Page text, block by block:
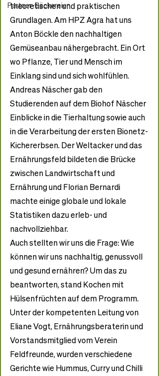
Partner-Bäckereien
theoretischen und praktischen
Grundlagen. Am HPZ Agra hat uns
Anton Böckle den nachhaltigen
Gemüseanbau nähergebracht. Ein Ort
wo Pflanze, Tier und Mensch im
Einklang sind und sich wohlfühlen.
Andreas Näscher gab den
Studierenden auf dem Biohof Näscher
Einblicke in die Tierhaltung sowie auch
in die Verarbeitung der ersten Bionetz-
Kichererbsen. Der Weltacker und das
Ernährungsfeld bildeten die Brücke
zwischen Landwirtschaft und
Ernährung und Florian Bernardi
machte einige globale und lokale
Statistiken dazu erleb- und
nachvollziehbar.
Auch stellten wir uns die Frage: Wie
können wir uns nachhaltig, genussvoll
und gesund ernähren? Um das zu
beantworten, stand Kochen mit
Hülsenfrüchten auf dem Programm.
Unter der kompetenten Leitung von
Eliane Vogt, Ernährungsberaterin und
Vorstandsmitglied vom Verein
Feldfreunde, wurden verschiedene
Gerichte wie Hummus, Curry und Chilli